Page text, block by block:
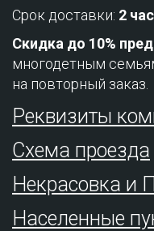
Срок доставки: 2
Скидка до 10%
многодетным
на повторный заказ.
Реквизиты
Схема проезда
Некрасовка и
Населенные